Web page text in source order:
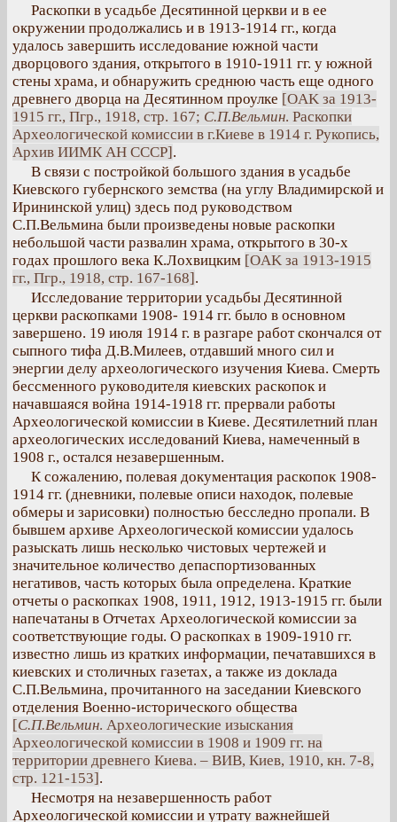
Раскопки в усадьбе Десятинной церкви и в ее
окружении продолжались и в 1913-1914 гг., когда
удалось завершить исследование южной части
дворцового здания, открытого в 1910-1911 гг. у южной
стены храма, и обнаружить среднюю часть еще одного
древнего дворца на Десятинном проулке [OAK за 1913-
1915 гг., Пгр., 1918, стр. 167; С.П.Вельмин. Раскопки
Археологической комиссии в г.Киеве в 1914 г. Рукопись,
Архив ИИМК АН СССР].
В связи с постройкой большого здания в усадьбе
Киевского губернского земства (на углу Владимирской и
Ирининской улиц) здесь под руководством
С.П.Вельмина были произведены новые раскопки
небольшой части развалин храма, открытого в 30-х
годах прошлого века К.Лохвицким [OAK за 1913-1915
гг., Пгр., 1918, стр. 167-168].
Исследование территории усадьбы Десятинной
церкви раскопками 1908- 1914 гг. было в основном
завершено. 19 июля 1914 г. в разгаре работ скончался от
сыпного тифа Д.В.Милеев, отдавший много сил и
энергии делу археологического изучения Киева. Смерть
бессменного руководителя киевских раскопок и
начавшаяся война 1914-1918 гг. прервали работы
Археологической комиссии в Киеве. Десятилетний план
археологических исследований Киева, намеченный в
1908 г., остался незавершенным.
К сожалению, полевая документация раскопок 1908-
1914 гг. (дневники, полевые описи находок, полевые
обмеры и зарисовки) полностью бесследно пропали. В
бывшем архиве Археологической комиссии удалось
разыскать лишь несколько чистовых чертежей и
значительное количество депаспортизованных
негативов, часть которых была определена. Краткие
отчеты о раскопках 1908, 1911, 1912, 1913-1915 гг. были
напечатаны в Отчетах Археологической комиссии за
соответствующие годы. О раскопках в 1909-1910 гг.
известно лишь из кратких информации, печатавшихся в
киевских и столичных газетах, а также из доклада
С.П.Вельмина, прочитанного на заседании Киевского
отделения Военно-исторического общества
[С.П.Вельмин. Археологические изыскания
Археологической комиссии в 1908 и 1909 гг. на
территории древнего Киева. – ВИВ, Киев, 1910, кн. 7-8,
стр. 121-153].
Несмотря на незавершенность работ
Археологической комиссии и утрату важнейшей